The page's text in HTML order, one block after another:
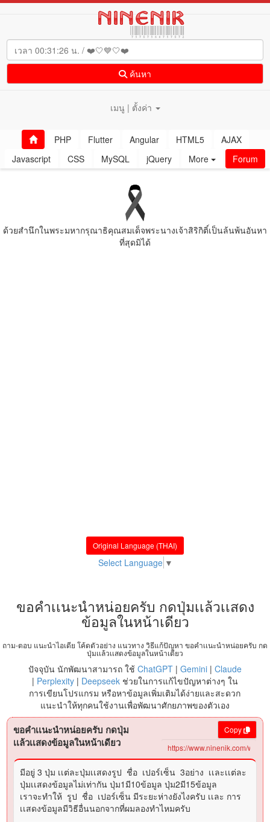
ค้นหา
เมนู | ตั้งค่า
PHP Flutter Angular HTML5
AJAX
Javascript
CSS MySQL jQuery More Forum
ด้วยสํานึกในพระมหากรุณาธิคุณสมเด็จพระนางเจ้าสิริกิติ์เป็นล้นพ้นอันหา
ที่สุดมิได้
Original Language (THAI)
Select Language ▼
ขอคำเเนะนำหน่อยครับ กดปุ่มเเล้วเเสดง
ข้อมูลในหน้าเดียว
ถาม-ตอบ แนะนำไอเดีย โค้ดตัวอย่าง แนวทาง วิธีแก้ปัญหา ขอคำเเนะนำหน่อยครับ กด
ปุ่มเเล้วเเสดงข้อมูลในหน้าเดียว
ปัจจุบัน นักพัฒนาสามารถ ใช้ ChatGPT| Gemini| Claude
| Perplexity| Deepseekช่วยในการแก้ไขปัญหาต่างๆ ใน
การเขียนโปรแกรม หรือหาข้อมูลเพิ่มเติมได้ง่ายและสะดวก
แนะนำให้ทุกคนใช้งานเพื่อพัฒนาศักยภาพของตัวเอง
ขอคำเเนะนำหน่อยครับ กดปุ่ม
เเล้วเเสดงข้อมูลในหน้าเดียว
Copy
มีอยู่ 3 ปุ่ม เเต่ละปุ่มเเสดงรูป ชื่อ เปอร์เซ็น 3อย่าง เเละเเต่ละ
ปุ่มเเสดงข้อมูลไม่เท่ากัน ปุ่ม1มี10ข้อมูล ปุ่ม2มี15ข้อมูล
เราจะทำให้ รูป ชื่อ เปอร์เซ็น มีระยะห่างยังไงครับ เเละ การ
เเสดงข้อมูลมีวิธีอื่นนอกจากที่ผมลองทำไหมครับ